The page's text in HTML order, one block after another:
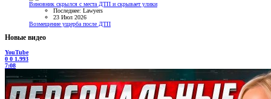
Виновник скрылся с места ДТП и скрывает улики
Последнее: Lawyers
23 Июл 2026
Возмещение ущерба после ДТП
Новые видео
YouTube
0 0 1.993
7:08